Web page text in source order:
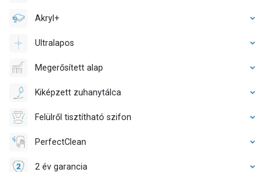
Akryl+
Ultralapos
Megerősített alap
Kiképzett zuhanytálca
Felülről tisztítható szifon
PerfectClean
2 év garancia